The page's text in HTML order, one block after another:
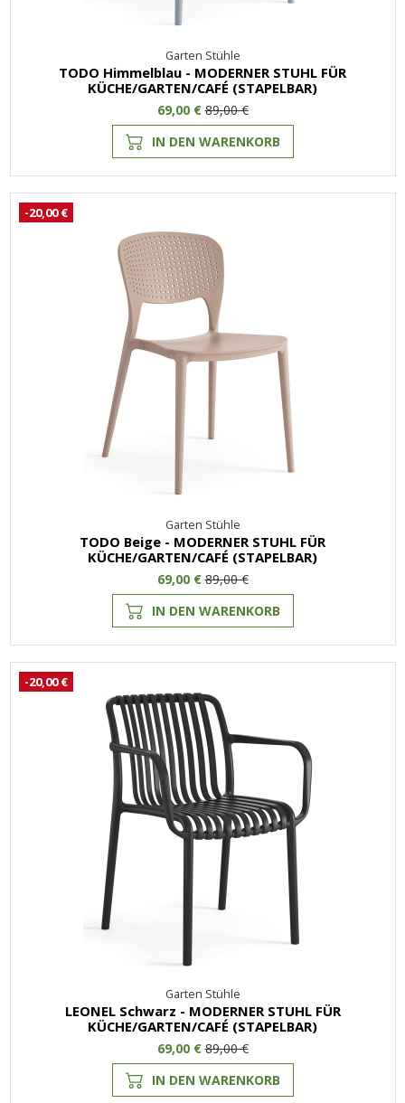
Garten Stühle
TODO Himmelblau - MODERNER STUHL FÜR
KÜCHE/GARTEN/CAFÉ (STAPELBAR)
69,00 €89,00 €
IN DEN WARENKORB
-20,00 €
Garten Stühle
TODO Beige - MODERNER STUHL FÜR
KÜCHE/GARTEN/CAFÉ (STAPELBAR)
69,00 €89,00 €
IN DEN WARENKORB
-20,00 €
Garten Stühle
LEONEL Schwarz - MODERNER STUHL FÜR
KÜCHE/GARTEN/CAFÉ (STAPELBAR)
69,00 €89,00 €
IN DEN WARENKORB